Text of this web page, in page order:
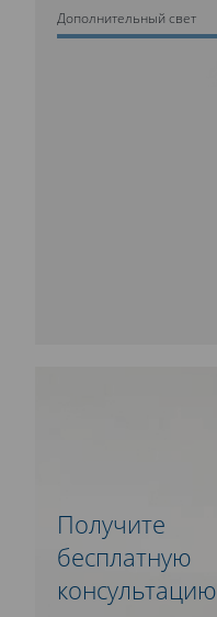
Дополнительный свет
Получите
бесплатную
консультацию